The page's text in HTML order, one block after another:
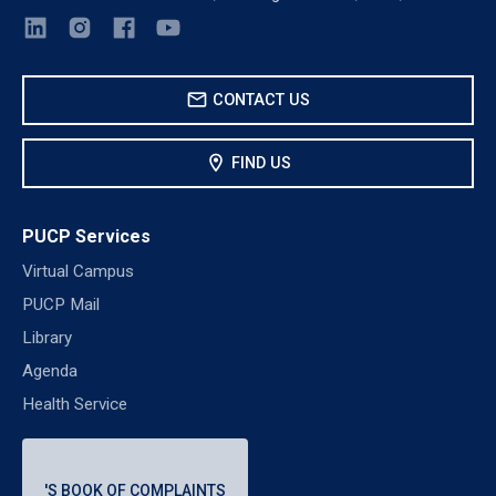
mail CONTACT US
location_on FIND US
PUCP Services
Virtual Campus
PUCP Mail
Library
Agenda
Health Service
'S BOOK OF COMPLAINTS